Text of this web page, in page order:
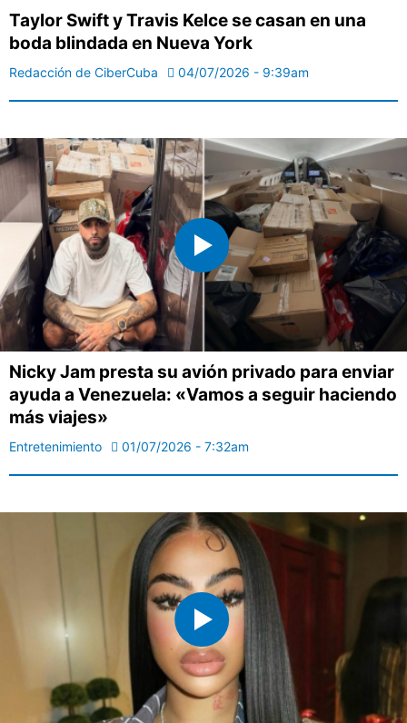
Taylor Swift y Travis Kelce se casan en una
boda blindada en Nueva York
Redacción de CiberCuba 04/07/2026 - 9:39am
Nicky Jam presta su avión privado para enviar
ayuda a Venezuela: «Vamos a seguir haciendo
más viajes»
Entretenimiento 01/07/2026 - 7:32am